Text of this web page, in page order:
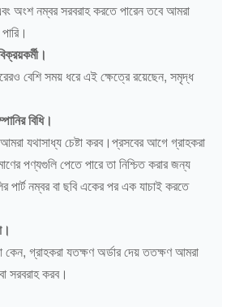
অংশ নম্বর সরবরাহ করতে পারেন তবে আমরা
বেশি সময় ধরে এই ক্ষেত্রে রয়েছেন, সমৃদ্ধ
বিধি।
যথাসাধ্য চেষ্টা করব।প্রসবের আগে গ্রাহকরা
পণ্যগুলি পেতে পারে তা নিশ্চিত করার জন্য
নম্বর বা ছবি একের পর এক যাচাই করতে
কেন, গ্রাহকরা যতক্ষণ অর্ডার দেয় ততক্ষণ আমরা
সরবরাহ করব।